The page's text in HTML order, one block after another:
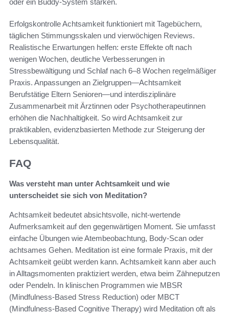
Erfolgskontrolle Achtsamkeit funktioniert mit Tagebüchern,
täglichen Stimmungsskalen und vierwöchigen Reviews.
Realistische Erwartungen helfen: erste Effekte oft nach
wenigen Wochen, deutliche Verbesserungen in
Stressbewältigung und Schlaf nach 6–8 Wochen regelmäßiger
Praxis. Anpassungen an Zielgruppen—Achtsamkeit
Berufstätige Eltern Senioren—und interdisziplinäre
Zusammenarbeit mit Ärztinnen oder Psychotherapeutinnen
erhöhen die Nachhaltigkeit. So wird Achtsamkeit zur
praktikablen, evidenzbasierten Methode zur Steigerung der
Lebensqualität.
FAQ
Was versteht man unter Achtsamkeit und wie
unterscheidet sie sich von Meditation?
Achtsamkeit bedeutet absichtsvolle, nicht-wertende
Aufmerksamkeit auf den gegenwärtigen Moment. Sie umfasst
einfache Übungen wie Atembeobachtung, Body-Scan oder
achtsames Gehen. Meditation ist eine formale Praxis, mit der
Achtsamkeit geübt werden kann. Achtsamkeit kann aber auch
in Alltagsmomenten praktiziert werden, etwa beim Zähneputzen
oder Pendeln. In klinischen Programmen wie MBSR
(Mindfulness-Based Stress Reduction) oder MBCT
(Mindfulness-Based Cognitive Therapy) wird Meditation oft als